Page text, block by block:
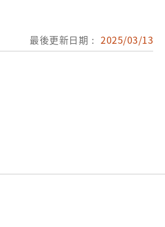
最後更新日期： 2025/03/13